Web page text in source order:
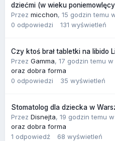
dziećmi (w wieku
Przez micchon, 15 godzin temu
0 odpowiedzi 131 wyświetleń
Czy ktoś brał tabletki na libido
Przez Gamma, 17 godzin temu w
oraz dobra forma
0 odpowiedzi 35 wyświetleń
Stomatolog dla dziecka w
Przez Disnejta, 19 godzin temu w
oraz dobra forma
1 odpowiedź 68 wyświetleń